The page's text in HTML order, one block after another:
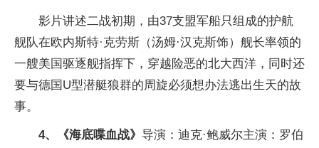
影片讲述二战初期，由37支盟军船只组成的护航
舰队在欧内斯特·克劳斯（汤姆·汉克斯饰）舰长率领的
一艘美国驱逐舰指挥下，穿越险恶的北大西洋，同时还
要与德国U型潜艇狼群的周旋必须想办法逃出生天的故
事。
4、《海底喋血战》 导演：迪克·鲍威尔主演：罗伯